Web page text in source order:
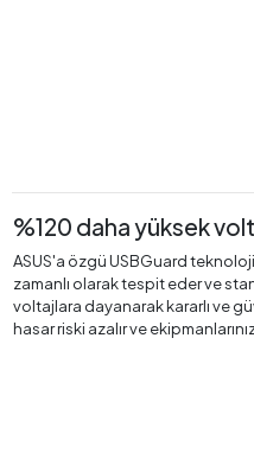
%120 daha yüksek
ASUS'a özgü USBGuard
zamanlı olarak tespit eder ve
voltajlara dayanarak kararlı ve
hasar riski azalır ve